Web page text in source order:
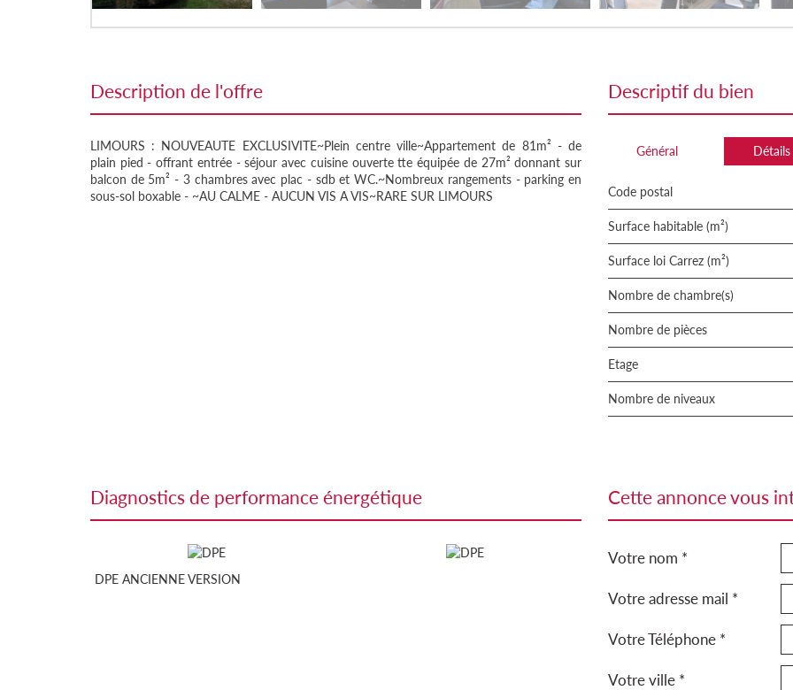
description de l'offre
LIMOURS : NOUVEAUTE EXCLUSIVITE~Plein centre ville~Appartement de 81m² - de
plain pied - offrant entrée - séjour avec cuisine ouverte tte équipée de 27m² donnant sur
balcon de 5m² - 3 chambres avec plac - sdb et WC.~Nombreux rangements - parking en
sous-sol boxable - ~AU CALME - AUCUN VIS A VIS~RARE SUR LIMOURS
descriptif du bien
Général
Code postal
Surface habitable (m²)
Surface loi Carrez (m²)
Nombre de chambre(s)
Nombre de pièces
Etage
Nombre de niveaux
diagnostics de performance énergétique
DPE ANCIENNE VERSION
cette annonce vous
Votre nom *
Votre adresse mail *
Votre Téléphone *
Votre ville *